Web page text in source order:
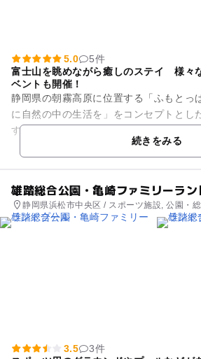
5.0
5件
富士山を眺めながら癒しのステイ 様々
ベントも開催！
静岡県の朝霧高原に位置する「ふもとっ
に自然の中の生活を」をコンセプトとし
す。富士山はもちろん、その周辺の素晴
がらアウトドアが楽しめます。...
続きをみる
雄踏総合公園・亀崎ファミリーラ
静岡県浜松市中央区 / スポーツ施設, 公園・
3.5
3件